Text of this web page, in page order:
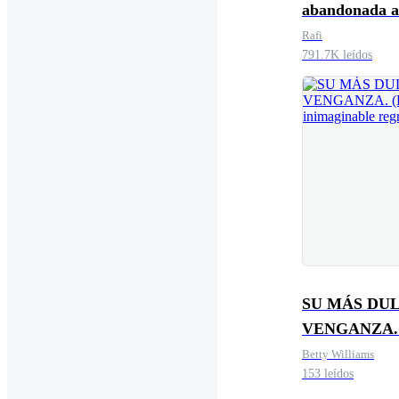
abandonada a
amada del
Rafi
791.7K leídos
SU MÁS
inimaginable
regreso).
Betty Williams
153 leídos